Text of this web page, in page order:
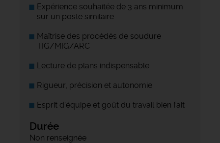
Expérience souhaitée de 3 ans minimum
sur un poste similaire
Maîtrise des procédés de soudure
TIG/MIG/ARC
Lecture de plans indispensable
Rigueur, précision et autonomie
Esprit d’équipe et goût du travail bien fait
Durée
Non renseignée